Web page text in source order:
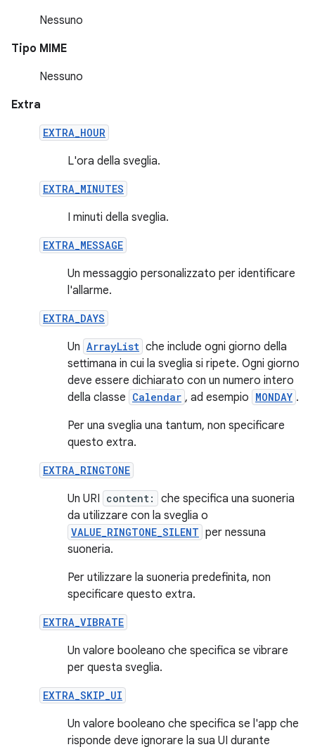
Nessuno
Tipo MIME
Nessuno
Extra
EXTRA_HOUR
L'ora della sveglia.
EXTRA_MINUTES
I minuti della sveglia.
EXTRA_MESSAGE
Un messaggio personalizzato per identificare
l'allarme.
EXTRA_DAYS
Un ArrayList che include ogni giorno della
settimana in cui la sveglia si ripete. Ogni giorno
deve essere dichiarato con un numero intero
della classe Calendar , ad esempio MONDAY .
Per una sveglia una tantum, non specificare
questo extra.
EXTRA_RINGTONE
Un URI content:
che specifica una suoneria
da utilizzare con la sveglia o
VALUE_RINGTONE_SILENT per nessuna
suoneria.
Per utilizzare la suoneria predefinita, non
specificare questo extra.
EXTRA_VIBRATE
Un valore booleano che specifica se vibrare
per questa sveglia.
EXTRA_SKIP_UI
Un valore booleano che specifica se l'app che
risponde deve ignorare la sua UI durante